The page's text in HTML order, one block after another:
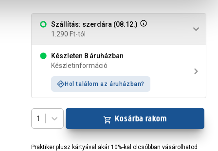
Szállítás: szerdára (08.12.)
1.290 Ft-tól
Készleten 8 áruházban
Készletinformáció
Hol találom az áruházban?
1 Kosárba rakom
Praktiker plusz kártyával akár 10%-kal olcsóbban vásárolhatod